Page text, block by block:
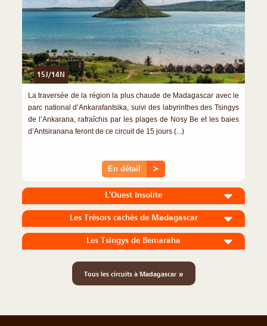
15J/14N ©
La traversée de la région la plus chaude de Madagascar avec le
parc national d’Ankarafantsika, suivi des labyrinthes des Tsingys
de l’Ankarana, rafraîchis par les plages de Nosy Be et les baies
d’Antsiranana feront de ce circuit de 15 jours (...)
En détail ≻
L'Ouest Insolite
Les Trésors cachés de Madagascar
Les Tsingys de Bemaraha
Tous les circuits à Madagascar»